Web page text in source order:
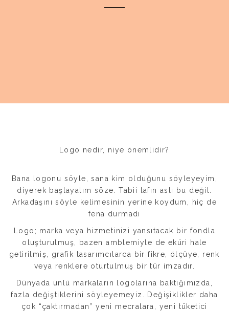
Logo nedir, niye önemlidir?
Bana logonu söyle, sana kim olduğunu söyleyeyim,
diyerek başlayalım söze. Tabii lafın aslı bu değil.
Arkadaşını söyle kelimesinin yerine koydum, hiç de
fena durmadı
Logo; marka veya hizmetinizi yansıtacak bir fondla
oluşturulmuş, bazen amblemiyle de eküri hale
getirilmiş, grafik tasarımcılarca bir fikre, ölçüye, renk
veya renklere oturtulmuş bir tür imzadır.
Dünyada ünlü markaların logolarına baktığımızda,
fazla değiştiklerini söyleyemeyiz. Değişiklikler daha
çok “çaktırmadan” yeni mecralara, yeni tüketici